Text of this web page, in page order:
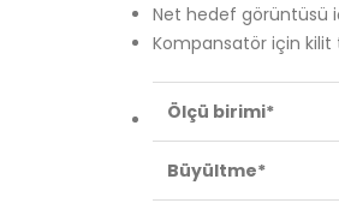
Net hedef görüntüsü
Kompansatör için kilit
Ölçü birimi*
Büyültme*